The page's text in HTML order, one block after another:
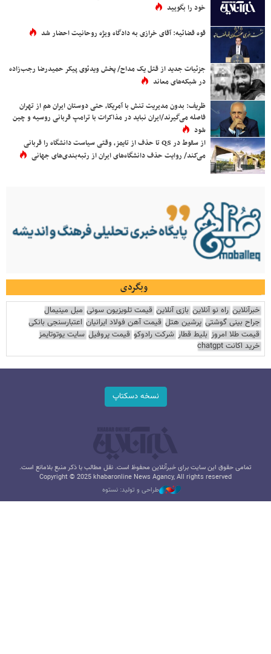
خود را بگویید
قوه قضائیه: آقای خرازی به دادگاه ویژه روحانیت احضار شد
جزئیات جدید از قتل یک مداح/ پخش ویدئوی پیکر حمیدرضا رجب‌زاده
در شبکه‌های معاند
ظریف: بدون مدیریت تنش با آمریکا، حتی دوستان ایران هم از تهران
فاصله می‌گیرند/ایران نباید در مذاکرات با ترامپ قربانی روسیه و چین
شود
از سقوط در QS تا حذف از تایمز، وقتی سیاست دانشگاه را قربانی
می‌کند/ روایت حذف دانشگاه‌های ایران از رتبه‌بندی‌های جهانی
وبگردی
خبرآنلاین راه نو آنلاین بازی آنلاین قیمت تلویزیون سونی مبل مینیمال
جراح بینی گوشتی پرشین هتل قیمت آهن فولاد ایرانیان اعتبارسنجی بانکی
قیمت طلا امروز بلیط قطار شرکت رادوکو قیمت پروفیل سایت یوتوتایمز
خرید اکانت chatgpt
نسخه دسکتاپ
تمامی حقوق این سایت برای خبرآنلاین محفوظ است. نقل مطالب با ذکر منبع بلامانع است.
Copyright © 2025 khabaronline News Agancy, All rights reserved
طراحی و تولید: نستوه